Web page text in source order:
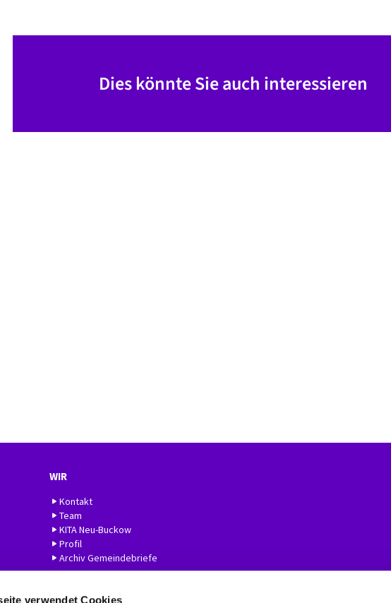
verwendet Cookies
Dies könnte Sie auch interessieren
WIR
Kontakt
Team
KITA Neu-Buckow
Profil
Archiv Gemeindebriefe